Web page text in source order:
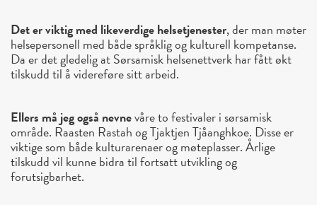
Det er viktig med likeverdige helsetjenester, der man møter
helsepersonell med både språklig og kulturell kompetanse.
Da er det gledelig at Sørsamisk helsenettverk har fått økt
tilskudd til å videreføre sitt arbeid.
Ellers må jeg også nevnevåre to festivaler i sørsamisk
område. Raasten Rastah og Tjaktjen Tjåanghkoe. Disse er
viktige som både kulturarenaer og møteplasser. Årlige
tilskudd vil kunne bidra til fortsatt utvikling og
forutsigbarhet.